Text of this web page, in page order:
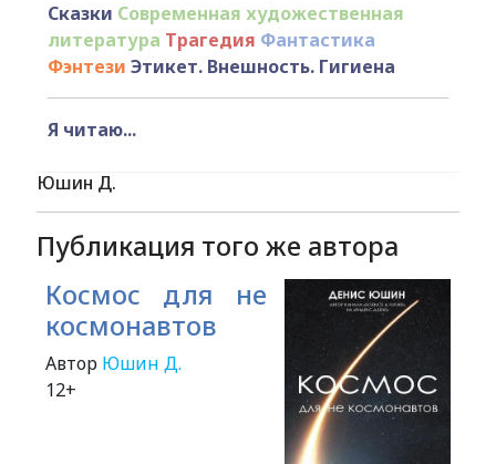
Сказки Современная художественная
литература Трагедия Фантастика
Фэнтези Этикет. Внешность. Гигиена
Я читаю...
Юшин Д.
Публикация того же автора
Космос для не
космонавтов
Автор Юшин Д.
12+